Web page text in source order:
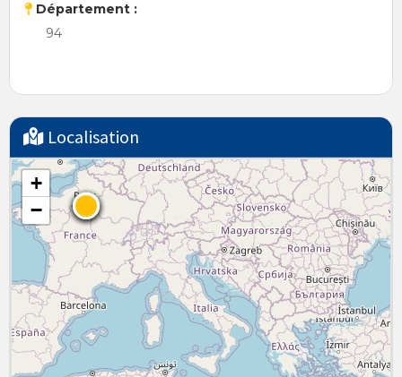
Département :
94
Localisation
+
−